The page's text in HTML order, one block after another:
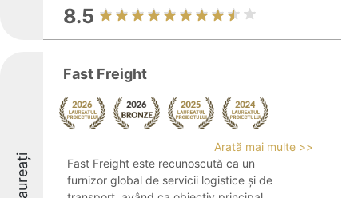
8.5
Laureați
Fast Freight
Arată mai multe >>
Fast Freight este recunoscută ca un
furnizor global de servicii logistice și de